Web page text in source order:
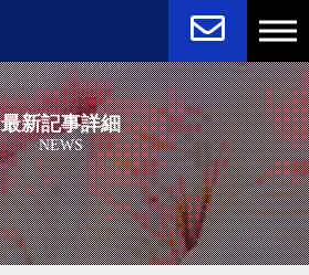
最新記事詳細
NEWS